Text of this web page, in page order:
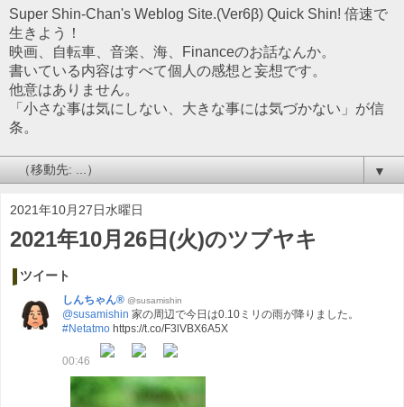
Super Shin-Chan's Weblog Site.(Ver6β) Quick Shin! 倍速で
生きよう！
映画、自転車、音楽、海、Financeのお話なんか。
書いている内容はすべて個人の感想と妄想です。
他意はありません。
「小さな事は気にしない、大きな事には気づかない」が信
条。
▼
2021年10月27日水曜日
2021年10月26日(火)のツブヤキ
ツイート
しんちゃん® @susamishin
@susamishin 家の周辺で今日は0.10ミリの雨が降りました。
#Netatmo https://t.co/F3lVBX6A5X
00:46